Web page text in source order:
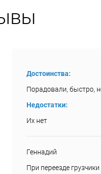
Достоинства:
Порадовали, быстро,
Недостатки:
Их нет
Геннадий
При переезде